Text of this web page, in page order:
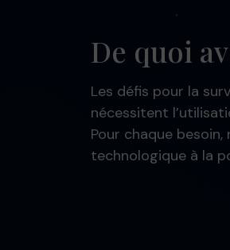
De quoi
Les défis pour la
nécessitent
Pour chaque
technologique à la